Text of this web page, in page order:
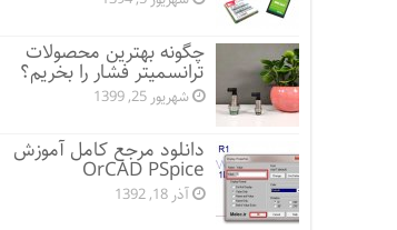
چگونه بهترین محصولات
ترانسمیتر فشار را بخریم؟
شهریور 25, 1399
دانلود مرجع کامل آموزش
OrCAD PSpice
آذر 18, 1392